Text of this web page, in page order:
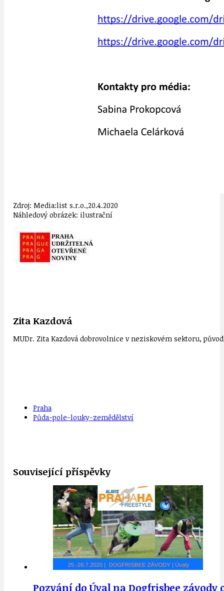
Zdroj: Media:list s.r.o.,20.4.2020
Náhledový obrázek: ilustrační
Zita Kazdová
MUDr. Zita Kazdová dobrovolnice v neziskovém sektoru,
Praha
Půda-pole-louky-zemědělství
Související příspěvky
Pozvání do Úval na Dogfrisbee závody